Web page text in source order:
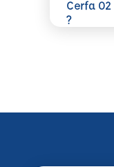
Cerfa
?
En savoir